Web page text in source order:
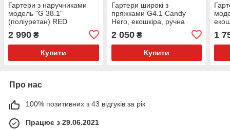
Гартери з наручниками
модель "G 38.1"
(поліуретан) RED
2 990 ₴
Купити
Гартери широкі з
пряжками G4.1 Candy
Hero, екошкіра, ручна
2 050₴
Купити
1
Про нас
100% позитивних з 43 відгуків за рік
Працює з 29.06.2021